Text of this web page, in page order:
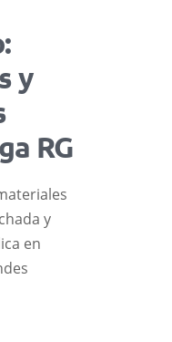
y
RG
y
en